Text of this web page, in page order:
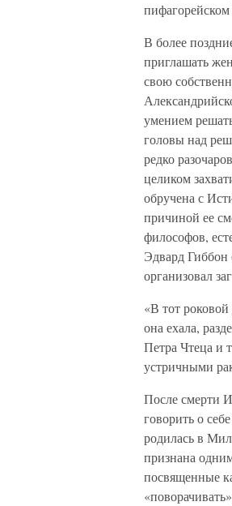
пифагорейском
В более
приглашать
свою
умением
головы над
редко
целиком
обручена с
причиной ее
философов,
Эдвард Гиббон
организовал
«В тот
она ехала,
Петра Чтеца и
устричными
После смерти
говорить о
родилась в
признана
посвященные